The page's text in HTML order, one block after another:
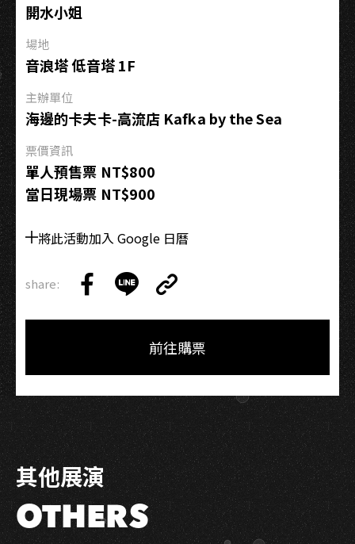
高
場
開水小姐
場地
音浪塔 低音塔 1F
主辦單位
海邊的卡夫卡-高流店 Kafka by the Sea
票價資訊
單人預售票 NT$800
當日現場票 NT$900
將此活動加入 Google 日曆
share:
on
on
Link
Copy
前往購票
其他展演
OTHERS